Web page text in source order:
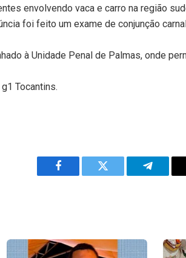
envolvendo vaca e carro na região
foi feito um exame de conjunção
à Unidade Penal de Palmas, onde
Tocantins.
Facebook Twitter